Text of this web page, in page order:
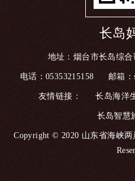
长岛
地址：烟台市长岛综
电话：05353215158 邮箱
友情链接： 长岛海洋
长岛智慧
Copyright © 2020 山东省海峡